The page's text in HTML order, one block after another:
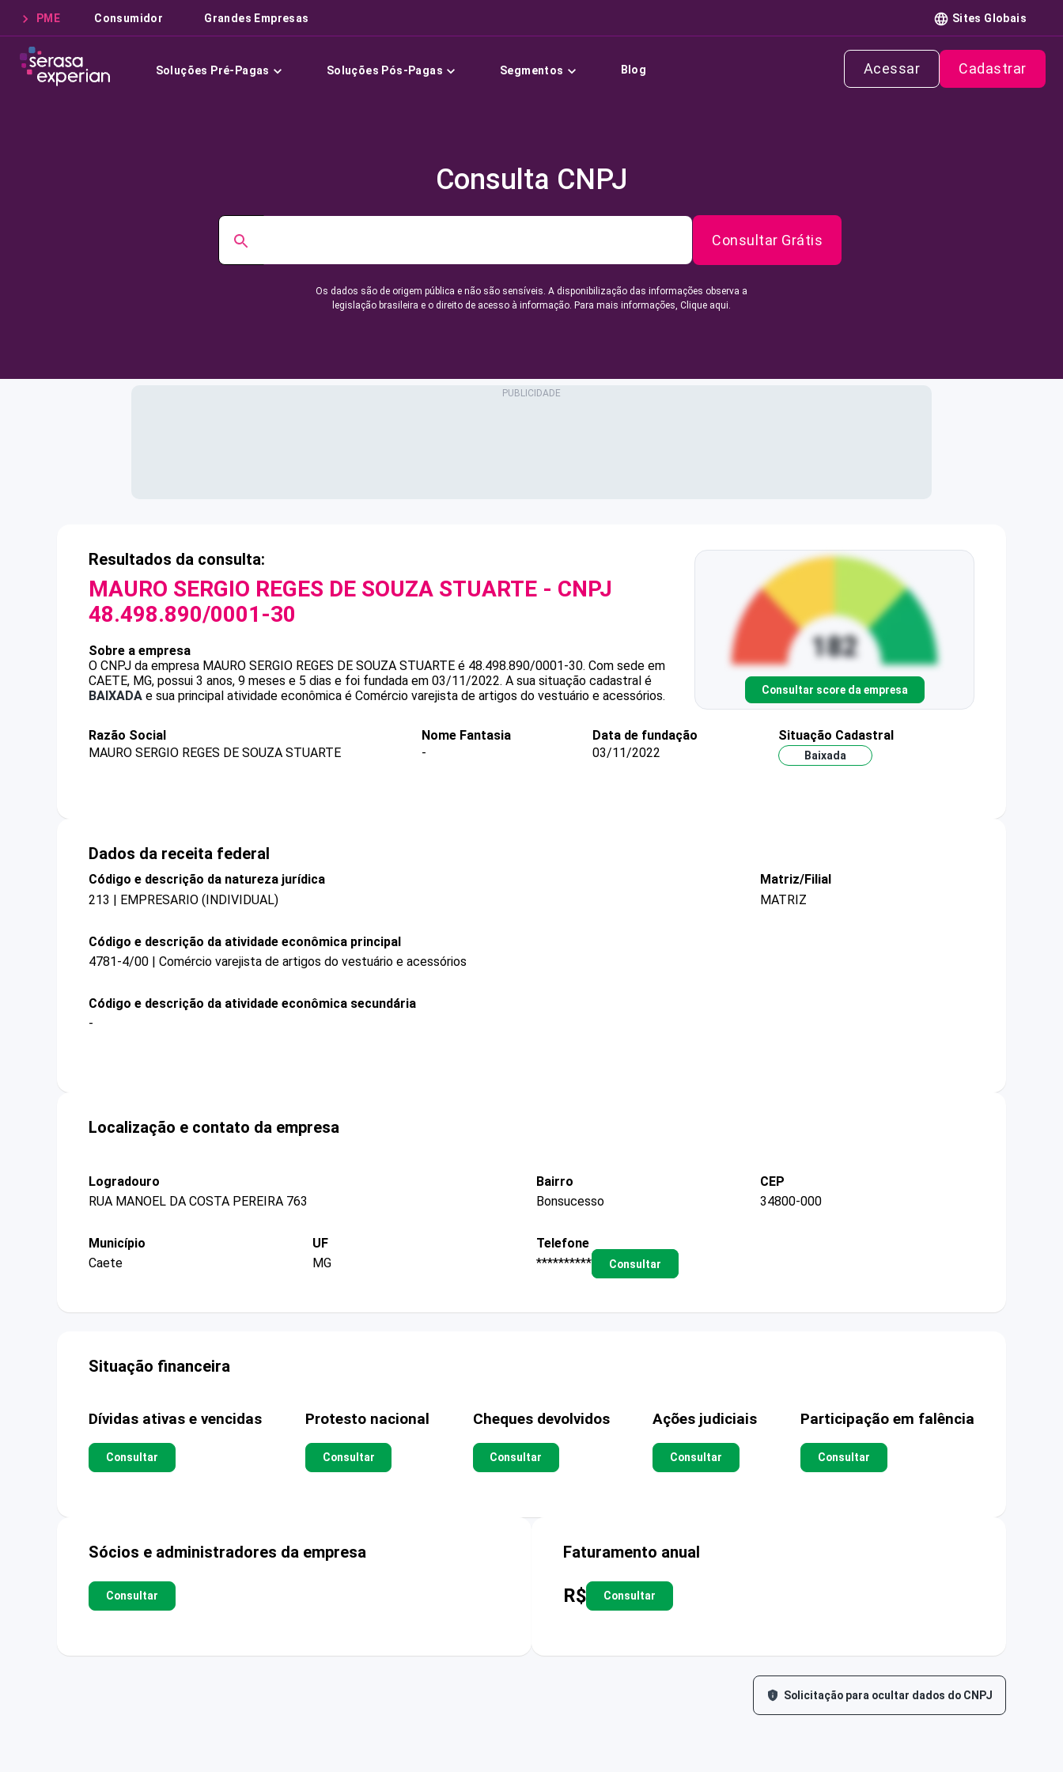
PME Consumidor Grandes Empresas Sites Globais
Soluções Pré-Pagas Soluções Pós-Pagas Segmentos Blog Acessar Cadastrar
Consulta CNPJ
Consultar Grátis
Os dados são de origem pública e não são sensíveis. A disponibilização das informações observa a
legislação brasileira e o direito de acesso à informação. Para mais informações, Clique aqui.
Resultados da consulta:
MAURO SERGIO REGES DE SOUZA STUARTE - CNPJ
48.498.890/0001-30
Sobre a empresa
O CNPJ da empresa MAURO SERGIO REGES DE SOUZA STUARTE é 48.498.890/0001-30. Com sede em
CAETE, MG, possui 3 anos, 9 meses e 5 dias e foi fundada em 03/11/2022. A sua situação cadastral é
BAIXADA e sua principal atividade econômica é Comércio varejista de artigos do vestuário e acessórios. Consultar score da empresa
Razão Social
MAURO SERGIO REGES DE SOUZA STUARTE
Nome Fantasia
-
Data de fundação
03/11/2022
Situação Cadastral
Baixada
Dados da receita federal
Código e descrição da natureza jurídica
213 | EMPRESARIO (INDIVIDUAL)
Matriz/Filial
MATRIZ
Código e descrição da atividade econômica principal
4781-4/00 | Comércio varejista de artigos do vestuário e acessórios
Código e descrição da atividade econômica secundária
-
Localização e contato da empresa
Logradouro
RUA MANOEL DA COSTA PEREIRA 763
Bairro
Bonsucesso
CEP
34800-000
Município
Caete
UF
MG
Telefone
**********
Consultar
Situação financeira
Dívidas ativas e vencidas
Consultar
Protesto nacional
Consultar
Cheques devolvidos
Consultar
Ações judiciais
Consultar
Participação em falência
Consultar
Sócios e administradores da empresa
Consultar
Faturamento anual
R$ Consultar
Solicitação para ocultar dados do CNPJ